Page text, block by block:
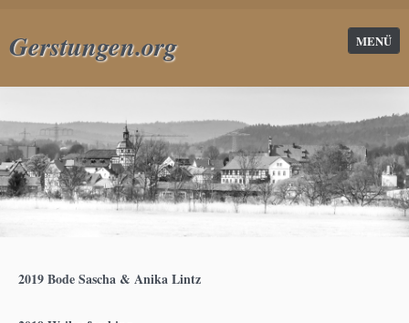
MENÜ
Gerstungen.org
2019 Bode Sascha & Anika Lintz